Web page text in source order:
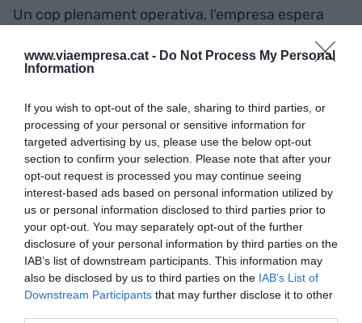
www.viaempresa.cat - Do Not Process My Personal
Information
If you wish to opt-out of the sale, sharing to third parties, or
processing of your personal or sensitive information for
targeted advertising by us, please use the below opt-out
section to confirm your selection. Please note that after your
opt-out request is processed you may continue seeing
interest-based ads based on personal information utilized by
us or personal information disclosed to third parties prior to
your opt-out. You may separately opt-out of the further
disclosure of your personal information by third parties on the
IAB’s list of downstream participants. This information may
also be disclosed by us to third parties on the IAB’s List of
Downstream Participants that may further disclose it to other
Un cop plenament operativa, l’empresa espera
fins a les 1.500 finestres setmanals i duplicar
del terreny i construcció de la nova fàbrica K·Line
ha comptat amb el suport d’Acció, l’agència per la
competitivitat de l’empresa del Departament
d’Empresa i Treball.
AfegirVIA Empresacom a font preferida de
Google de forma gratuïta
Estigues informat amb les últimes notícies d'actualitat